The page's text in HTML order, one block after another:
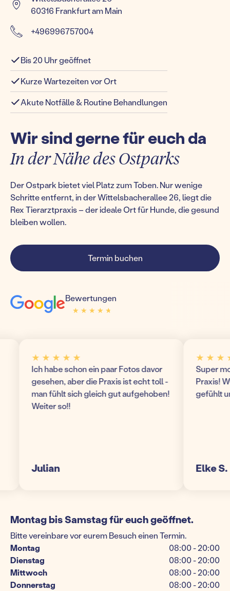
60316 Frankfurt am Main
+496996757004
Bis 20 Uhr geöffnet
Kurze Wartezeiten vor Ort
Akute Notfälle & Routine Behandlungen
Wir sind gerne für euch da
In der Nähe des Ostparks
Der Ostpark bietet viel Platz zum Toben. Nur wenige
Schritte entfernt, in der Wittelsbacherallee 26, liegt die
Rex Tierarztpraxis – der ideale Ort für Hunde, die gesund
bleiben wollen.
Termin buchen
Bewertungen
★ ★ ★ ★ ★
★ ★ ★ ★ ★
★ ★ ★ ★ ★
Ich habe schon ein paar Fotos davor
gesehen, aber die Praxis ist echt toll -
man fühlt sich gleich gut aufgehoben!
Weiter so!!
Julian
★ ★ ★ ★ ★
Super
Praxis! Wir
gefühlt und
Elke S.
Montag bis Samstag für euch geöffnet.
Bitte vereinbare vor eurem Besuch einen Termin.
Montag
08:00 - 20:00
Dienstag
08:00 - 20:00
Mittwoch
08:00 - 20:00
Donnerstag
08:00 - 20:00